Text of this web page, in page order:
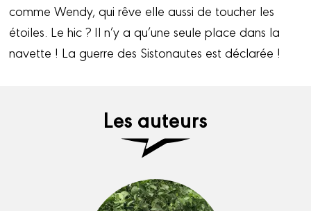
comme Wendy, qui rêve elle aussi de toucher les
étoiles. Le hic ? Il n’y a qu’une seule place dans la
navette ! La guerre des Sistonautes est déclarée !
Les auteurs